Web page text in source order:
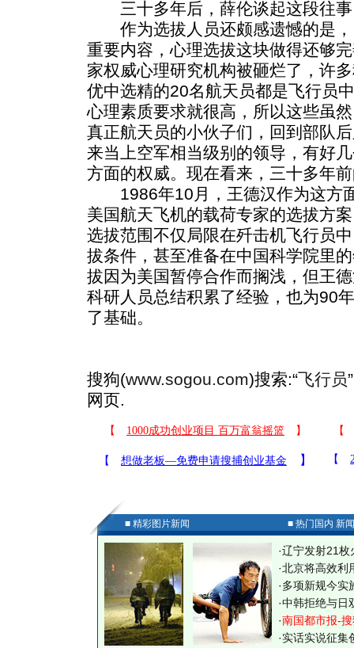
三十多年后，薛伦谈起这段往事
作为选拔人员还颇感遗憾的是，
重要内容，心理选拔这块做得还够
家权威心理研究机构被砸烂了，许
优中选精的20名航天员都是飞行员
心理素质要求就很高，所以这些虽
真正航天员的小伙子们，回到部队
来当上空军相当级别的领导，有好
方面的权威。现在看来，三十多年
1986年10月，王德汉作为这方
美国航天飞机的载荷专家的选拔方
选拔范围不仅局限在歼击机飞行员
拔条件，甚至准备在中国科学院里
拔因为美国暂停合作而搁浅，但王
科研人员总结积累了经验，也为90
了基础。
搜狗(www.sogou.com)搜索:“飞行员
网页.
■ 精彩图片新闻 ■ 热门国内 新
·辽宁发射21枚
·北京将高效利
·多项新规今实
·中韩拒绝与日
·南国都市报-
·实话实说征集